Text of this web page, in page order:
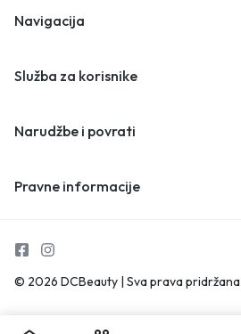
Navigacija
Služba za korisnike
Narudžbe i povrati
Pravne informacije
© 2026 DCBeauty | Sva prava pridržana